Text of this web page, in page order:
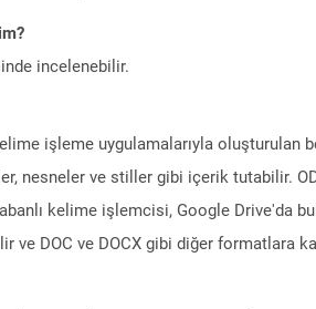
incelenebilir.
işleme uygulamalarıyla oluşturulan
nesneler ve stiller gibi içerik tutabilir.
kelime işlemcisi, Google Drive'da
ve DOC ve DOCX gibi diğer formatlara